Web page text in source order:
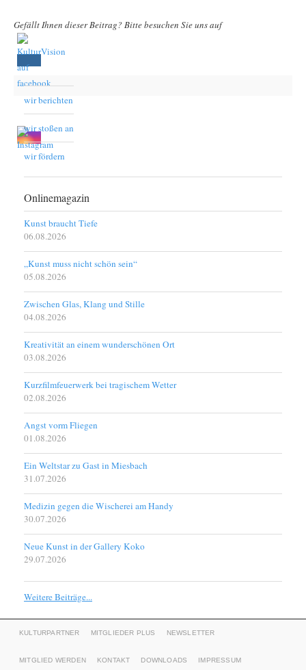
Gefällt Ihnen dieser Beitrag? Bitte besuchen Sie uns auf
wir berichten
wir stoßen an
wir fördern
Onlinemagazin
Kunst braucht Tiefe
06.08.2026
„Kunst muss nicht schön sein“
05.08.2026
Zwischen Glas, Klang und Stille
04.08.2026
Kreativität an einem wunderschönen Ort
03.08.2026
Kurzfilmfeuerwerk bei tragischem Wetter
02.08.2026
Angst vorm Fliegen
01.08.2026
Ein Weltstar zu Gast in Miesbach
31.07.2026
Medizin gegen die Wischerei am Handy
30.07.2026
Neue Kunst in der Gallery Koko
29.07.2026
Weitere Beiträge...
KULTURPARTNER MITGLIEDER PLUS NEWSLETTER
MITGLIED WERDEN KONTAKT DOWNLOADS IMPRESSUM